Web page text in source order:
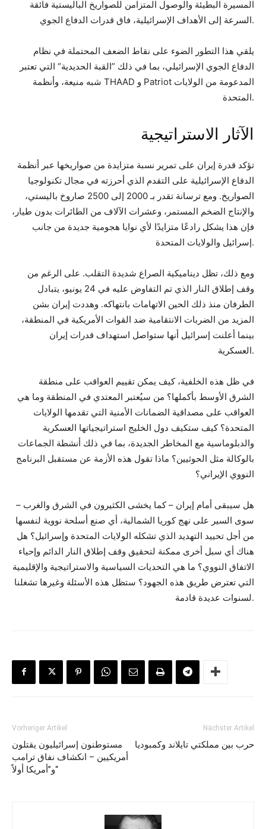
المسيرة البطيئة والوصول المتزامن للصواريخ الباليستية فائقة
السرعة إلى الأهداف الإسرائيلية، فاق قدرات الدفاع الجوي.
يلقي هذا التطور الضوء على نقاط الضعف المحتملة في نظام
الدفاع الجوي الإسرائيلي، بما في ذلك ”القبة الحديدية“ التي تعتبر
شبه منيعة، وأنظمة THAAD و Patriot المدعومة من الولايات
المتحدة.
الآثار الاستراتيجية
تؤكد قدرة إيران على تمرير نسبة متزايدة من صواريخها عبر أنظمة
الدفاع الإسرائيلية على التقدم الذي أحرزته في مجال تكنولوجيا
الصواريخ. ومع ترسانة تقدر بـ 2000 إلى 2500 صاروخ باليستي،
والإنتاج الضخم المستمر، وعشرات الآلاف من الطائرات بدون طيار،
فإن هذا يشكل رادعًا متزايدًا لأي نوايا هجومية جديدة من جانب
إسرائيل والولايات المتحدة.
ومع ذلك، تظل ديناميكية الصراع شديدة التقلب. على الرغم من
وقف إطلاق النار الذي تم التفاوض عليه في 24 يونيو، يتبادل
الطرفان منذ ذلك الحين الاتهامات بانتهاكه. وهددت إيران بشن
المزيد من الضربات الانتقامية ضد القوات الأمريكية في المنطقة،
بينما أعلنت إسرائيل أنها ستواصل استهداف قدرات إيران
العسكرية.
في ظل هذه الخلفية، كيف يمكن تقييم العواقب على منطقة
الشرق الأوسط بأكملها؟ من سيُعتبر المعتدي في المنطقة وما هي
العواقب على مصداقية الضمانات الأمنية التي تقدمها الولايات
المتحدة؟ كيف ستكيف دول الخليج استراتيجياتها العسكرية
والدبلوماسية مع المخاطر الجديدة، بما في ذلك أنشطة الجماعات
بالوكالة مثل الحوثيين؟ ماذا تقول هذه الأزمة عن مستقبل البرنامج
النووي الإيراني؟
هل سيبقى أمام إيران – كما يخشى الكثيرون في الشرق والغرب –
سوى السير على نهج كوريا الشمالية، أي صنع أسلحة نووية لنفسها
من أجل تحييد التهديد الذي تشكله الولايات المتحدة وإسرائيل؟ هل
هناك أي سبل أخرى ممكنة لتحقيق وقف إطلاق النار الدائم وإحياء
الاتفاق النووي؟ ما هي التحديات السياسية والاستراتيجية والإقليمية
التي تعترض طريق هذه الجهود؟ ستظل هذه الأسئلة وغيرها تشغلنا
لسنوات عديدة قادمة.
Vorheriger Artikel
مستوطنون إسرائيليون يقتلون
أمريكيين – انكشاف نفاق ترامب
و”أمريكا أولاً“
Nächster Artikel
حرب بين مملكتي تايلاند وكمبوديا